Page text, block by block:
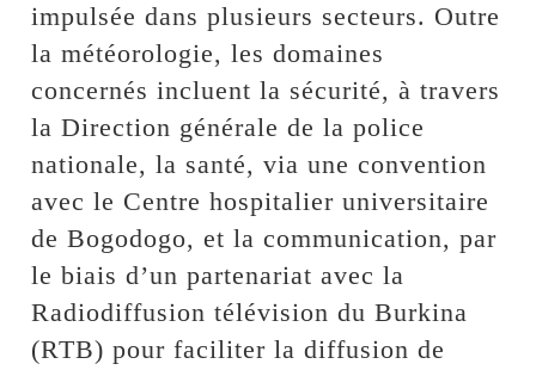
impulsée dans plusieurs secteurs. Outre
la météorologie, les domaines
concernés incluent la sécurité, à travers
la Direction générale de la police
nationale, la santé, via une convention
avec le Centre hospitalier universitaire
de Bogodogo, et la communication, par
le biais d’un partenariat avec la
Radiodiffusion télévision du Burkina
(RTB) pour faciliter la diffusion de